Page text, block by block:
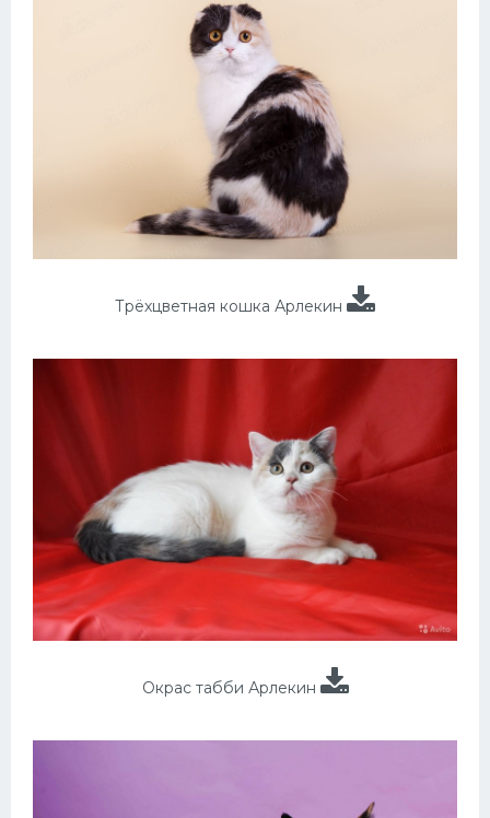
Трёхцветная кошка Арлекин
Окрас табби Арлекин